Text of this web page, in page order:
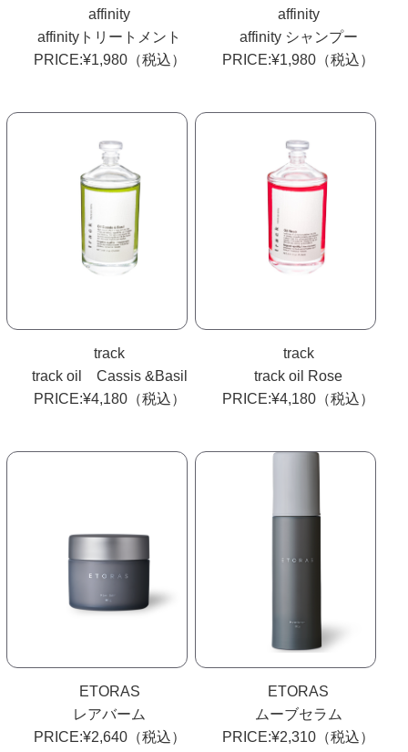
affinity
affinityトリートメント
PRICE:¥1,980（税込）
affinity
affinity シャンプー
PRICE:¥1,980（税込）
track
track oil Cassis &Basil
PRICE:¥4,180（税込）
track
track oil Rose
PRICE:¥4,180（税込）
ETORAS
レアバーム
PRICE:¥2,640（税込）
ETORAS
ムーブセラム
PRICE:¥2,310（税込）